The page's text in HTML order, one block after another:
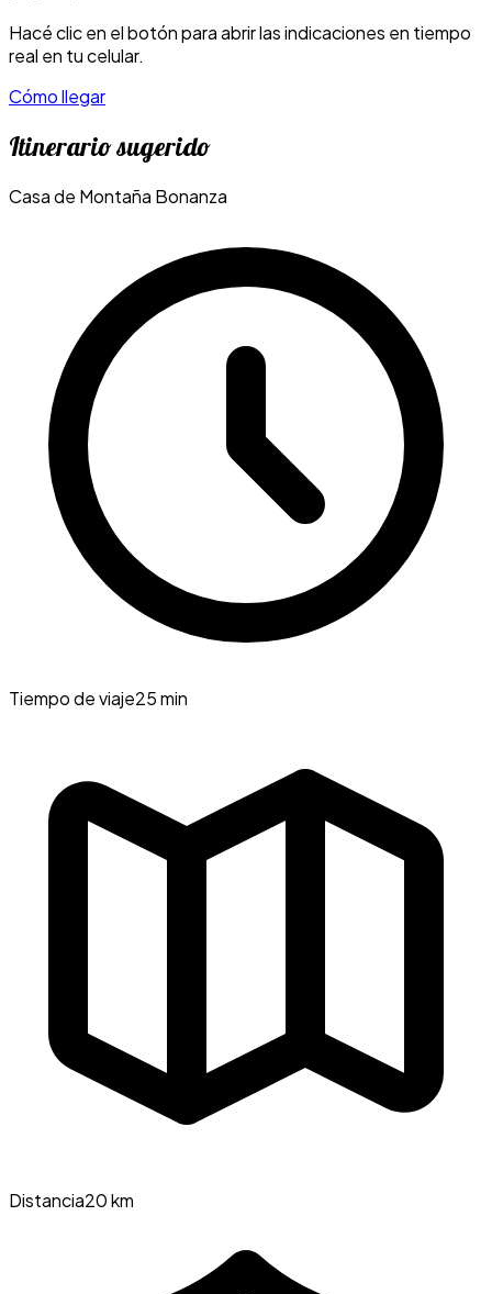
Hacé clic en el botón para abrir las indicaciones en tiempo
real en tu celular.
Cómo llegar
Itinerario sugerido
Casa de Montaña Bonanza
Tiempo de viaje25 min
Distancia20 km